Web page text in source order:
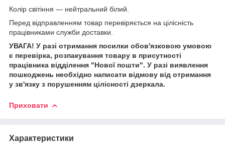
Колір світіння — нейтральний білий.
Перед відправленням товар перевіряється на цілісність
працівниками служби доставки.
УВАГА! У разі отримання посилки обов'язковою умовою
є перевірка, розпакування товару в присутності
працівника відділення "Нової пошти". У разі виявлення
пошкоджень необхідно написати відмову від отримання
у зв'язку з порушенням цілісності дзеркала.
Приховати
Характеристики